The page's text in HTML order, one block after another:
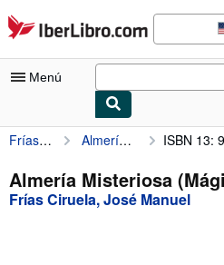
Pasar al contenido principal
IberLibro.com
Menú
Mi cuenta
Consultar mis pedidos
Búsqueda avanzada
Frías Ciruela, José Manuel Almería Misteriosa (Mágica) ISBN 13:
Almería Misteriosa
Frías Ciruela, José Manuel